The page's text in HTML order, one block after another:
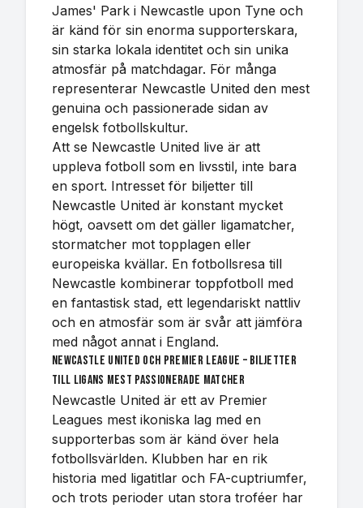
James' Park i Newcastle upon Tyne och
är känd för sin enorma supporterskara,
sin starka lokala identitet och sin unika
atmosfär på matchdagar. För många
representerar Newcastle United den mest
genuina och passionerade sidan av
engelsk fotbollskultur.
Att se Newcastle United live är att
uppleva fotboll som en livsstil, inte bara
en sport. Intresset för biljetter till
Newcastle United är konstant mycket
högt, oavsett om det gäller ligamatcher,
stormatcher mot topplagen eller
europeiska kvällar. En fotbollsresa till
Newcastle kombinerar toppfotboll med
en fantastisk stad, ett legendariskt nattliv
och en atmosfär som är svår att jämföra
med något annat i England.
Newcastle United och Premier League – biljetter
till ligans mest passionerade matcher
Newcastle United är ett av Premier
Leagues mest ikoniska lag med en
supporterbas som är känd över hela
fotbollsvärlden. Klubben har en rik
historia med ligatitlar och FA-cuptriumfer,
och trots perioder utan stora troféer har